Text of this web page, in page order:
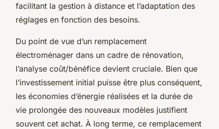
facilitant la gestion à distance et l’adaptation des
réglages en fonction des besoins.
Du point de vue d’un remplacement
électroménager dans un cadre de rénovation,
l’analyse coût/bénéfice devient cruciale. Bien que
l’investissement initial puisse être plus conséquent,
les économies d’énergie réalisées et la durée de
vie prolongée des nouveaux modèles justifient
souvent cet achat. À long terme, ce remplacement